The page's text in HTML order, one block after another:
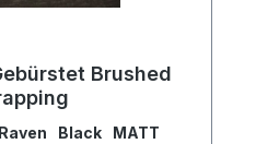
Brushed
Black MATT